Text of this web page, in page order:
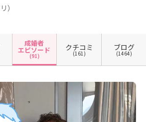
）
成婚者
エピソード
(91)
クチコミ
(161)
ブログ
(1464)